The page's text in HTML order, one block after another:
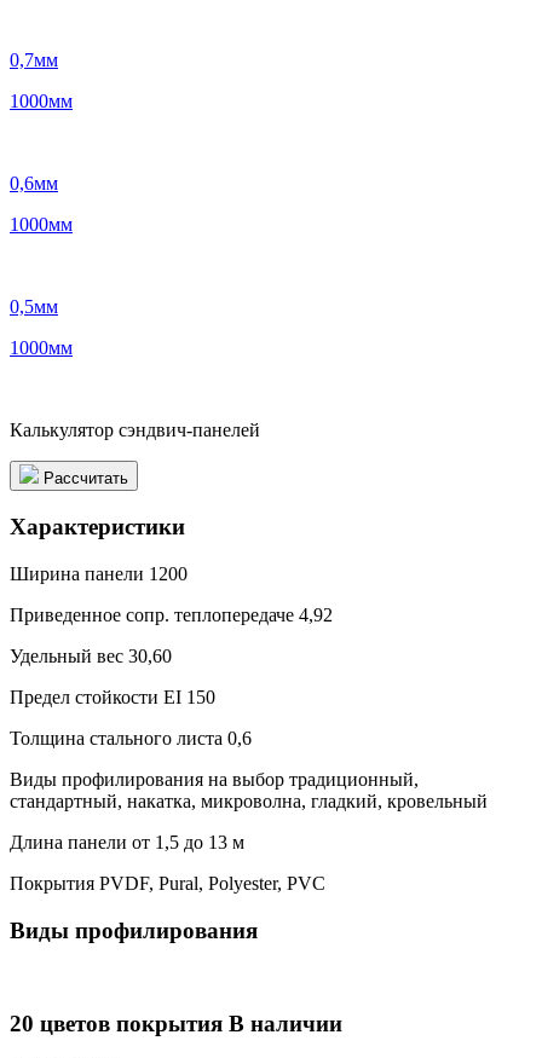
0,7мм
1000мм
0,6мм
1000мм
0,5мм
1000мм
Калькулятор сэндвич-панелей
Рассчитать
Характеристики
Ширина панели 1200
Приведенное сопр. теплопередаче 4,92
Удельный вес 30,60
Предел стойкости EI 150
Толщина стального листа 0,6
Виды профилирования на выбор традиционный,
стандартный, накатка, микроволна, гладкий, кровельный
Длина панели от 1,5 до 13 м
Покрытия PVDF, Pural, Polyester, PVC
Виды профилирования
20 цветов покрытия В наличии